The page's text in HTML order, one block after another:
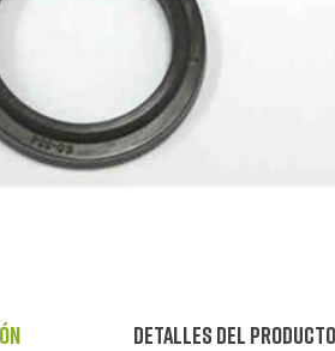
Detalles del producto